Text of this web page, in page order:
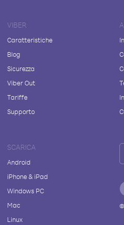
VIBER
Caratteristiche
Blog
Sicurezza
Viber Out
Tariffe
Supporto
SCARICA
Android
iPhone & iPad
Windows PC
Mac
Linux
©